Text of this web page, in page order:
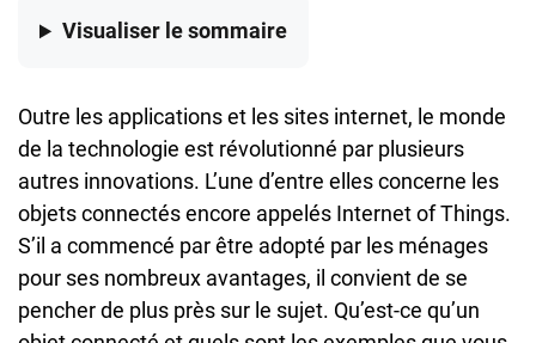
Visualiser le sommaire
Outre les applications et les sites internet, le monde
de la technologie est révolutionné par plusieurs
autres innovations. L’une d’entre elles concerne les
objets connectés encore appelés Internet of Things.
S’il a commencé par être adopté par les ménages
pour ses nombreux avantages, il convient de se
pencher de plus près sur le sujet. Qu’est-ce qu’un